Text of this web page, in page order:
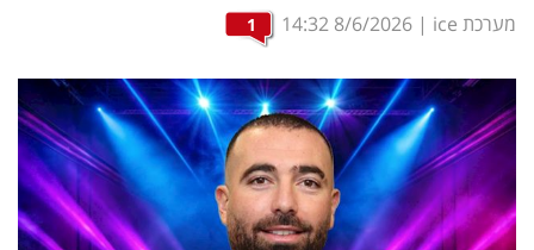
מדדים
ומחקרים
דעות
רכילות
עסקית
מערכת ice |
8/6/2026
14:32
1